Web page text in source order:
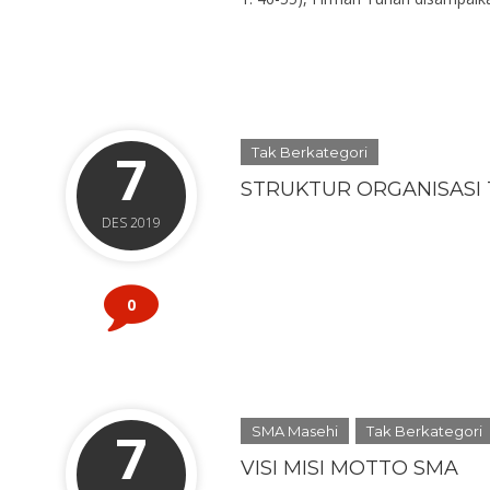
7
DES 2019
0
Tak Berkategori
STRUKTUR ORGANISASI
7 SMA Masehi Tak Berkategori
VISI MISI MOTTO SMA